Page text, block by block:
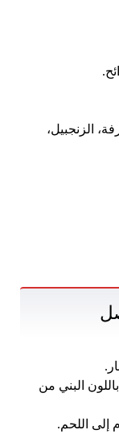
الزنجبيل،
البني من
إلى اللحم.